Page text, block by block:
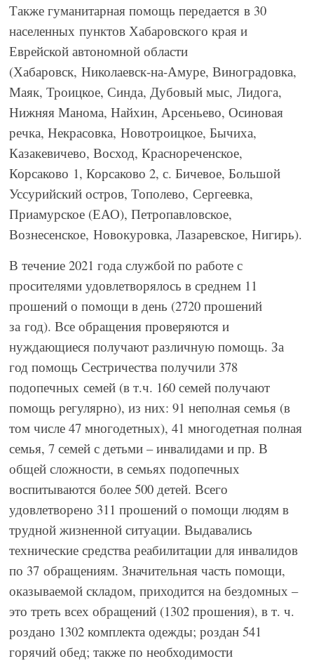
Также гуманитарная помощь передается в 30
населенных пунктов Хабаровского края и
Еврейской автономной области
(Хабаровск, Николаевск-на-Амуре, Виноградовка,
Маяк, Троицкое, Синда, Дубовый мыс, Лидога,
Нижняя Манома, Найхин, Арсеньево, Осиновая
речка, Некрасовка, Новотроицкое, Бычиха,
Казакевичево, Восход, Краснореченское,
Корсаково 1, Корсаково 2, с. Бичевое, Большой
Уссурийский остров, Тополево, Сергеевка,
Приамурское (ЕАО), Петропавловское,
Вознесенское, Новокуровка, Лазаревское, Нигирь).
В течение 2021 года службой по работе с
просителями удовлетворялось в среднем 11
прошений о помощи в день (2720 прошений
загод). Все обращения проверяются и
нуждающиеся получают различную помощь. За
год помощь Сестричества получили 378
подопечныхсемей (в т.ч. 160 семей получают
помощь регулярно), из них: 91 неполная семья (в
том числе 47 многодетных), 41 многодетная полная
семья, 7 семей с детьми – инвалидами и пр. В
общей сложности, в семьях подопечных
воспитываются более 500 детей. Всего
удовлетворено 311 прошений о помощи людям в
трудной жизненной ситуации. Выдавались
технические средства реабилитации для инвалидов
по 37обращениям. Значительная часть помощи,
оказываемой складом, приходится на бездомных –
это треть всех обращений (1302 прошения), в т. ч.
роздано 1302 комплекта одежды; роздан 541
горячий обед; также по необходимости